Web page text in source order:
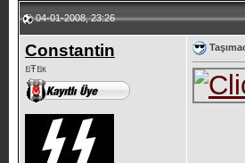
04-01-2008, 23:26
Constantin
ยŦยк